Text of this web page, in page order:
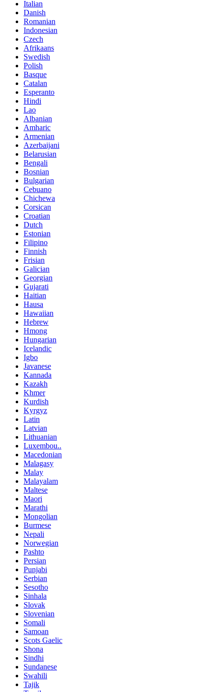
Italian
Danish
Romanian
Indonesian
Czech
Afrikaans
Swedish
Polish
Basque
Catalan
Esperanto
Hindi
Lao
Albanian
Amharic
Armenian
Azerbaijani
Belarusian
Bengali
Bosnian
Bulgarian
Cebuano
Chichewa
Corsican
Croatian
Dutch
Estonian
Filipino
Finnish
Frisian
Galician
Georgian
Gujarati
Haitian
Hausa
Hawaiian
Hebrew
Hmong
Hungarian
Icelandic
Igbo
Javanese
Kannada
Kazakh
Khmer
Kurdish
Kyrgyz
Latin
Latvian
Lithuanian
Luxembou..
Macedonian
Malagasy
Malay
Malayalam
Maltese
Maori
Marathi
Mongolian
Burmese
Nepali
Norwegian
Pashto
Persian
Punjabi
Serbian
Sesotho
Sinhala
Slovak
Slovenian
Somali
Samoan
Scots Gaelic
Shona
Sindhi
Sundanese
Swahili
Tajik